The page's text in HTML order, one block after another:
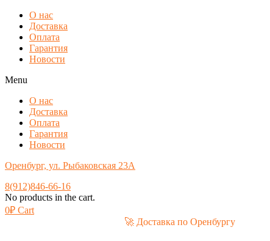
О нас
Доставка
Оплата
Гарантия
Новости
Menu
О нас
Доставка
Оплата
Гарантия
Новости
Оренбург, ул. Рыбаковская 23А
8(912)846-66-16
No products in the cart.
0₽ Cart
🚀 Доставка по Оренбургу